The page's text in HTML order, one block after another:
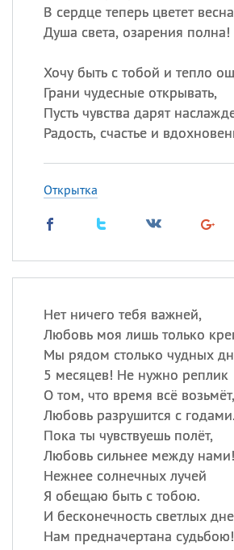
В сердце теперь цветет
Душа света, озарения полна!
Хочу быть с тобой и тепло
Грани чудесные открывать,
Пусть чувства дарят
Радость, счастье и
Открытка
Нет ничего тебя важней,
Любовь моя лишь только
Мы рядом столько чудных
5 месяцев! Не нужно реплик
О том, что время всё возьмёт,
Любовь разрушится с годами.
Пока ты чувствуешь полёт,
Любовь сильнее между нами!
Нежнее солнечных лучей
Я обещаю быть с тобою.
И бесконечность светлых
Нам предначертана судьбою!